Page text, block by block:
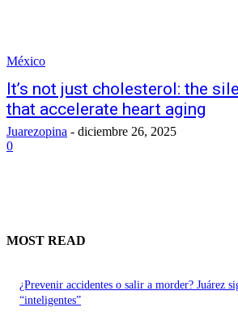
México
It’s not just cholesterol: the
that accelerate heart aging
Juarezopina - diciembre 26, 2025
0
MOST READ
¿Prevenir accidentes o salir a morder? Juárez
“inteligentes”